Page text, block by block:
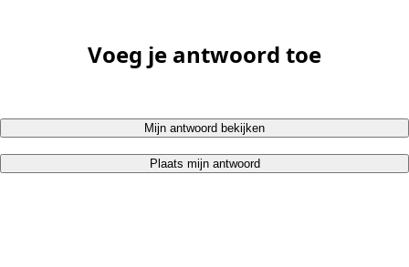
Voeg je antwoord toe
Mijn antwoord bekijken
Plaats mijn antwoord